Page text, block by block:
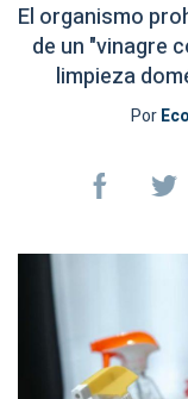
El organismo
de un "vinagre
limpieza
Por